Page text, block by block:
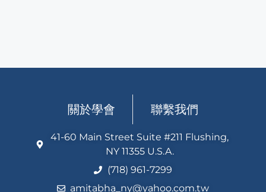
關於學會 聯繫我們
41-60 Main Street Suite #211 Flushing,
NY 11355 U.S.A.
(718) 961-7299
amitabha_ny@yahoo.com.tw